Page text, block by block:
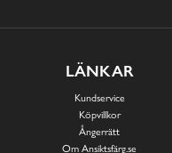
LÄNKAR
Kundservice
Köpvillkor
Ångerrätt
Om Ansiktsfärg.se